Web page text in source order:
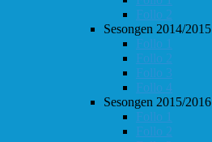
Follo 2
Sesongen 2014/2015
Follo 1
Follo 2
Follo 3
Follo 4
Sesongen 2015/2016
Follo 1
Follo 2